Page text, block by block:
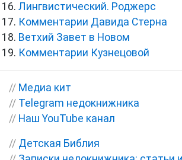
Лингвистический. Роджерс
Комментарии Давида Стерна
Ветхий Завет в Новом
Комментарии Кузнецовой
// Медиа кит
// Telegram недокнижника
// Наш YouTube канал
// Детская Библия